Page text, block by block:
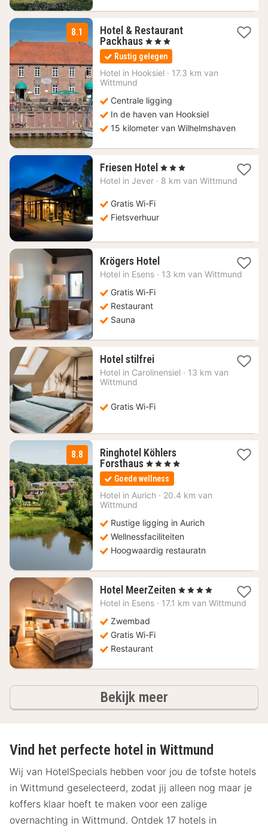
8.1
Hotel & Restaurant
Packhaus 1
nacht
vanaf
136
, 3 Sterren
Rustig gelegen
Hotel in Hooksiel · 17.3 km van
Wittmund
Centrale ligging
In de haven van Hooksiel
15 kilometer van Wilhelmshaven
Friesen Hotel 1
nacht
, 3 Sterren
Hotel in Jever · 8 km van Wittmund
Gratis Wi-Fi
Fietsverhuur
Krögers Hotel1
nacht
Hotel in Esens · 13 km van Wittmund
Gratis Wi-Fi
Restaurant
Sauna
Hotel stilfrei1
nacht
€
Hotel in Carolinensiel · 13 km van
Wittmund
Gratis Wi-Fi
8.8
Ringhotel Köhlers
Forsthaus 1
nacht
vanaf
139
, 4 Sterren
Goede wellness
Hotel in Aurich · 20.4 km van
Wittmund
Rustige ligging in Aurich
Wellnessfaciliteiten
Hoogwaardig restauratn
Hotel MeerZeiten 1
nacht
, 4 Sterren
Hotel in Esens · 17.1 km van Wittmund
Zwembad
Gratis Wi-Fi
Restaurant
Bekijk meerhotels
Vind het perfecte hotel in Wittmund
Wij van HotelSpecials hebben voor jou de tofste hotels
in Wittmund geselecteerd, zodat jij alleen nog maar je
koffers klaar hoeft te maken voor een zalige
overnachting in Wittmund. Ontdek 17 hotels in